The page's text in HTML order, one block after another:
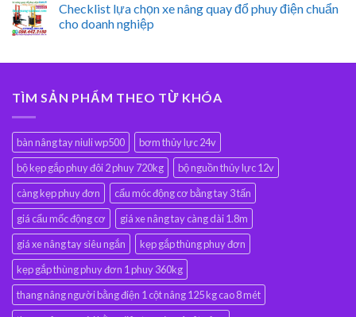
Checklist lựa chọn xe nâng quay đổ phuy điện chuẩn
cho doanh nghiệp
TÌM SẢN PHẨM THEO TỪ KHÓA
bàn nâng tay niuli wp500
bơm thủy lực 24v
bộ kẹp gắp phuy đôi 2 phuy 720kg
bộ nguồn thủy lực 12v
càng kẹp phuy đơn
cẩu móc động cơ bằng tay 3 tấn
giá cẩu mốc động cơ
giá xe nâng tay càng dài 1.8m
giá xe nâng tay siêu ngắn
kẹp gắp thùng phuy đơn
kẹp gắp thùng phuy đơn 1 phuy 360kg
thang nâng người bằng điện 1 cột nâng 125 kg cao 8 mét